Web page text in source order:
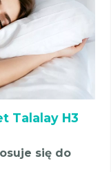
Talalay H3
się do